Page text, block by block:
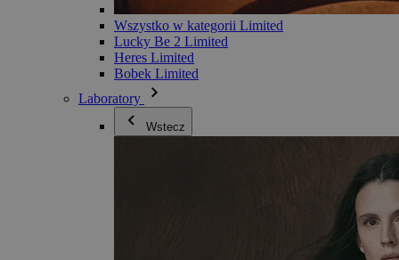
Wszystko w kategorii Limited
Lucky Be 2 Limited
Heres Limited
Bobek Limited
Laboratory
Wstecz